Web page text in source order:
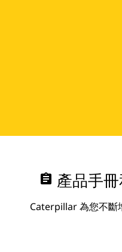
assignment 產品手
Caterpillar 為您不斷